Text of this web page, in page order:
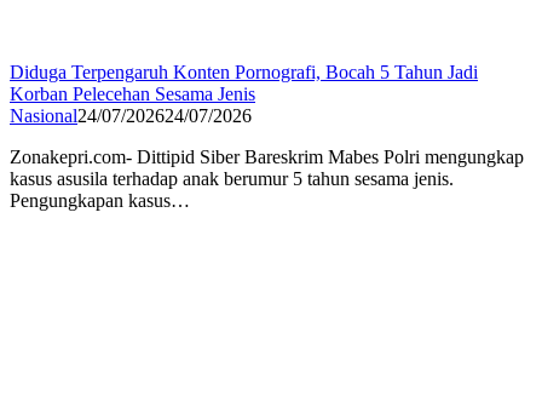
Diduga Terpengaruh Konten Pornografi, Bocah 5 Tahun Jadi
Korban Pelecehan Sesama Jenis
Nasional24/07/202624/07/2026
Zonakepri.com- Dittipid Siber Bareskrim Mabes Polri mengungkap
kasus asusila terhadap anak berumur 5 tahun sesama jenis.
Pengungkapan kasus…